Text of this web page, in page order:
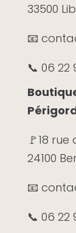
33500
📧
📞 06 22
🚩18 rue
24100
📧
📞 06 22